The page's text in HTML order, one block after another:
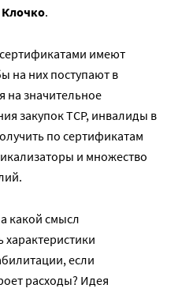
Клочко.
имеют
на них поступают в
на значительное
закупок ТСР, инвалиды в
по сертификатам
и множество
какой смысл
если
расходы? Идея